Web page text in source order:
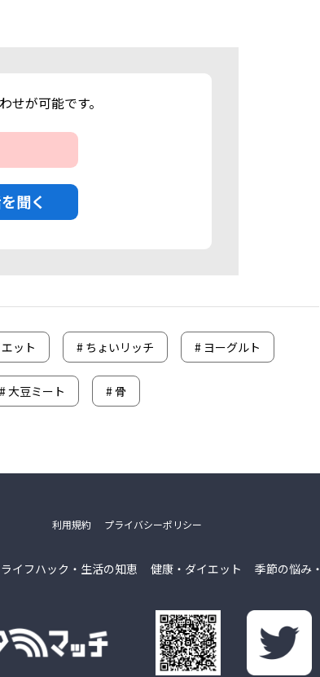
せが可能です。
聞く
ット # ちょいリッチ # ヨーグルト
#大豆ミート # 骨
利用規約 プライバシーポリシー
ライフハック・生活の知恵 健康・ダイエット 季節の悩み